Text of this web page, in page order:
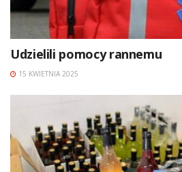
Udzielili pomocy rannemu
15 KWIETNIA 2025